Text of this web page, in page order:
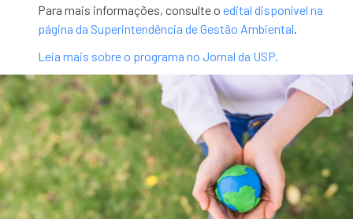
Para mais informações, consulte oedital disponível na
página da Superintendência de Gestão Ambiental.
Leia mais sobre o programa no Jornal da USP.